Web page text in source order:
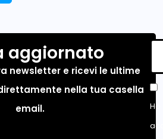
aggiornato
newsletter e ricevi le ultime
nella tua casella
email.